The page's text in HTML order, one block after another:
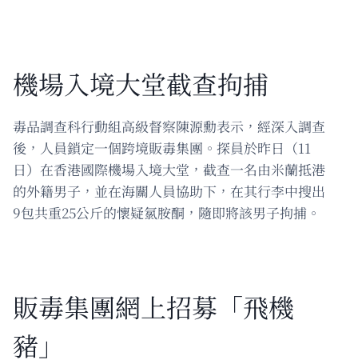
機場入境大堂截查拘捕
毒品調查科行動組高級督察陳源勳表示，經深入調查
後，人員鎖定一個跨境販毒集團。探員於昨日（11
日）在香港國際機場入境大堂，截查一名由米蘭抵港
的外籍男子，並在海關人員協助下，在其行李中搜出
9包共重25公斤的懷疑氯胺酮，隨即將該男子拘捕。
販毒集團網上招募「飛機
豬」